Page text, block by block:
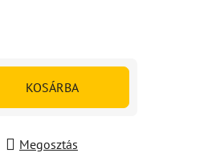
KOSÁRBA
Megosztás